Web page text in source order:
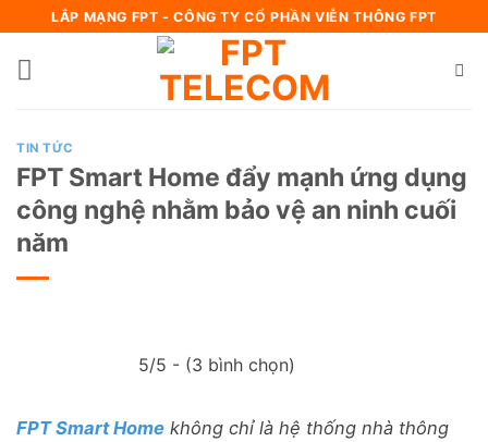
LẮP MẠNG FPT - CÔNG TY CỔ PHẦN VIỄN THÔNG FPT
TIN TỨC
FPT Smart Home đẩy mạnh ứng dụng
công nghệ nhằm bảo vệ an ninh cuối
năm
5/5 - (3 bình chọn)
FPT Smart Home không chỉ là hệ thống nhà thông